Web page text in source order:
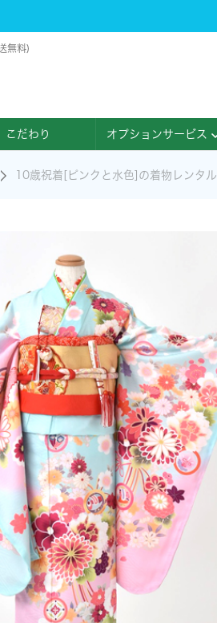
無料)
こだわり オプションサービス
10歳祝着[ピンクと水色]の着物レンタル